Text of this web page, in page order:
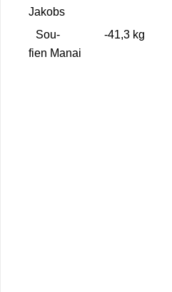
Jakobs
Sou­
fien Manai
-41,3 kg